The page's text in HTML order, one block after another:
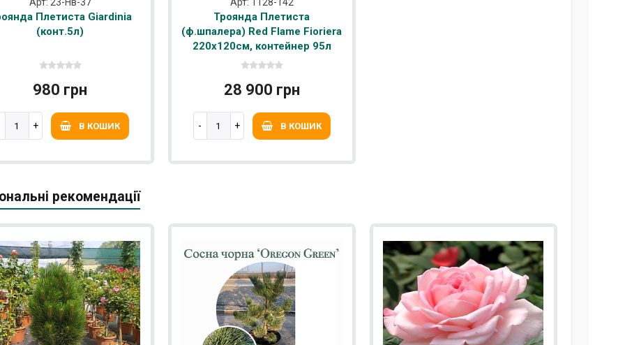
Арт: 23-Нв-37
Плетиста Giardinia
(конт.5л)
980 грн
В КОШИК
Арт: 1128-142
Троянда Плетиста
(ф.шпалера) Red Flame Fioriera
220х120см, контейнер 95л
28 900 грн
В КОШИК
рекомендації